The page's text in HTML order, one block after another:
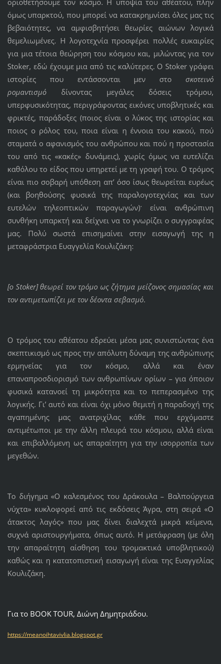
όμως υπαρκτού, που μπορεί να κατακρημνίσει όλες μας τις
βεβαιότητες, να αμφισβητήσει θεωρίες αιώνων λογικά
θεμελιωμένες. Η λογοτεχνία προσφέρει πολλές ευκαιρίες
για μια τέτοια θεώρηση του κόσμου και, μιλώντας για τον
Stoker, εδώ έχουμε μια από τις καλύτερες. Ο Stoker γράφει
ιστορίες που εντάσσονται μεν στο
σκοτεινό
ρομαντισμόδίνοντας μεγάλες δόσεις τρόμου,
υπερφυσικότητας, περιγράφοντας εικόνες υποβλητικές και
φρικτές, παράδοξες (ποιος είναι ο λύκος της ιστορίας και
ποιος ο ρόλος του, ποια είναι η έννοια του κακού, πού
σταματά ο αφανισμός του ανθρώπου και πού η προστασία
του από τις «κακές» δυνάμεις), χωρίς όμως να ευτελίζει
καθόλου το είδος που υπηρετεί με τη γραφή του. Ο τρόμος
είναι πιο σοβαρή υπόθεση απ’ όσο ίσως θεωρείται ευρέως
(και βοηθούσης φυσικά της παραλογοτεχνίας και των
ευτελών τηλεοπτικών παραγωγών)· είναι ανθρώπινη
συνθήκη υπαρκτή και δείχνει να το γνωρίζει ο συγγραφέας
μας. Πολύ σωστά επισημαίνει στην εισαγωγή της η
μεταφράστρια Ευαγγελία Κουλιζάκη:
[ο Stoker] θεωρεί τον τρόμο ως ζήτημα μείζονος σημασίας και
τον αντιμετωπίζει με τον δέοντα σεβασμό.
Ο τρόμος του αθέατου εδρεύει μέσα μας συνιστώντας ένα
σκεπτικισμό ως προς την απόλυτη δύναμη της ανθρώπινης
ερμηνείας για τον κόσμο, αλλά και έναν
επαναπροσδιορισμό των ανθρωπίνων ορίων – για όποιον
φυσικά κατανοεί τη μικρότητα και το πεπερασμένο της
λογικής. Γι’ αυτό και είναι όχι μόνο θεμιτή η παραδοχή της
αγαπημένης μας ανατριχίλας κάθε που ερχόμαστε
αντιμέτωποι με την άλλη πλευρά του κόσμου, αλλά είναι
και επιβαλλόμενη ως απαραίτητη για την ισορροπία των
μεγεθών.
Το διήγημα «Ο καλεσμένος του Δράκουλα – Βαλπούργεια
νύχτα» κυκλοφορεί από τις εκδόσεις Άγρα, στη σειρά «Ο
άτακτος λαγός» που μας δίνει διαλεχτά μικρά κείμενα,
συχνά αριστουργήματα, όπως αυτό. Η μετάφραση (με όλη
την απαραίτητη αίσθηση του τρομακτικά υποβλητικού)
καθώς και η κατατοπιστική εισαγωγή είναι της Ευαγγελίας
Κουλιζάκη.
Για το BOOK TOUR, Διώνη Δημητριάδου.
https://meanoihtavivlia.blogspot.gr